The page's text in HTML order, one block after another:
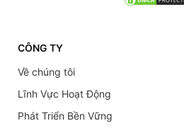
CÔNG TY
Về chúng tôi
Lĩnh Vực Hoạt Động
Phát Triển Bền Vững